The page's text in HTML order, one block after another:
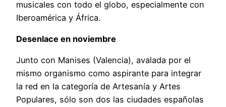
musicales con todo el globo, especialmente con
Iberoamérica y África.
Desenlace en noviembre
Junto con Manises (Valencia), avalada por el
mismo organismo como aspirante para integrar
la red en la categoría de Artesanía y Artes
Populares, sólo son dos las ciudades españolas